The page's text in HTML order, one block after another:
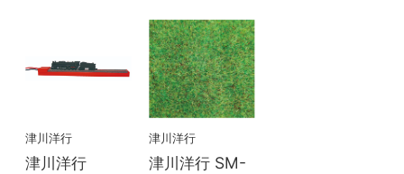
津川洋行
津川洋行
津川洋行
津川洋行 SM-